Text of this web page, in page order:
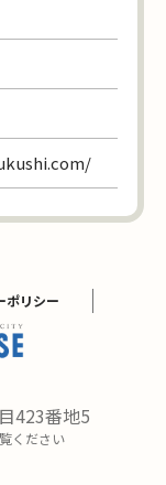
ポリシー
423番地5
ください